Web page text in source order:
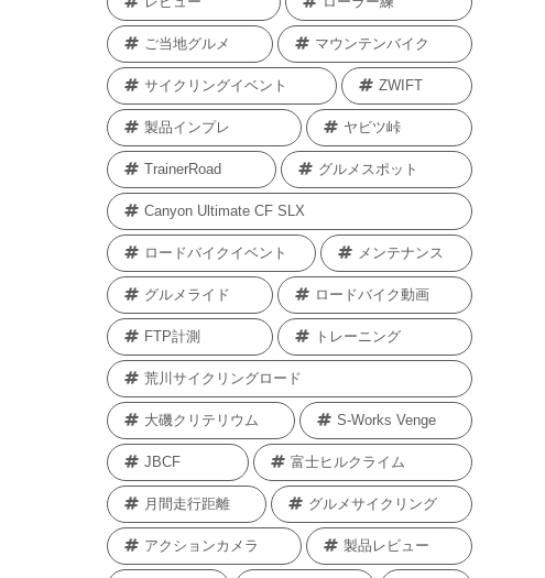
ご当地グルメ マウンテンバイク
サイクリングイベント ZWIFT
製品インプレ ヤビツ峠
TrainerRoad グルメスポット
Canyon Ultimate CF SLX
ロードバイクイベント メンテナンス
グルメライド ロードバイク動画
FTP計測 トレーニング
荒川サイクリングロード
大磯クリテリウム S-Works Venge
JBCF 富士ヒルクライム
月間走行距離 グルメサイクリング
アクションカメラ 製品レビュー